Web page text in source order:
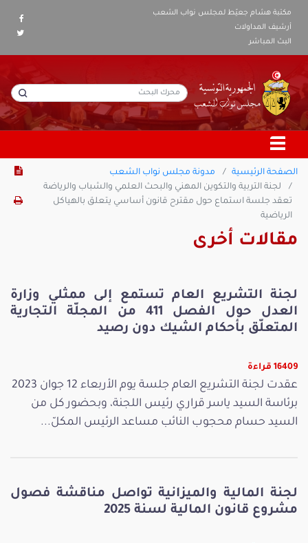
مكتبة هشام جعيّط لمجلس نواب الشعب
أرشيف المداولات
البث المباشر
الصفحة الرئيسية
مدونة مجلس نواب الشعب
لجنة التربية والتكوين المهني والبحث العلمي والشباب والرياضة
تعقد جلسة استماع حول مقترح قانون أساسي يتعلق بالهياكل
الرياضية
مقالات أخرى
لجنة التشريع العام تستمع إلى ممثلي وزارة
العدل حول الفصل 411 من المجلّة التجارية
المتعلّق بأحكام الشيك دون رصيد
16409 قراءة
عقدت لجنة التشريع العام جلسة يوم الأربعاء 12 جوان 2023
برئاسة السيد ياسر قراري رئيس اللجنة، وبحضور كل من
السيد حسام محجوب النائب مساعد الرئيس المكلّ...
لجنة المالية والميزانية تواصل مناقشة فصول
مشروع قانون المالية لسنة 2025